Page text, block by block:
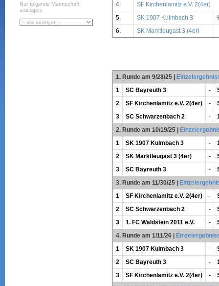
Nur folgende Mannschaft
anzeigen:
4.
SF Kirchenlamitz e.V. 2(4er)
5.
SK 1907 Kulmbach 3
6.
SK Marktleugast 3 (4er)
1. Runde am 9/28/25|
1
SC Bayreuth 3 -
2
SF Kirchenlamitz e.V. 2(4er) -
3
SC Schwarzenbach 2 -
2. Runde am 10/19/25|
1
SK 1907 Kulmbach 3 -
2
SK Marktleugast 3 (4er) -
3
SC Bayreuth 3 -
3. Runde am 11/30/25|
1
SF Kirchenlamitz e.V. 2(4er) -
2
SC Schwarzenbach 2 -
3
1. FC Waldstein 2011 e.V. -
4. Runde am 1/11/26|
1
SK 1907 Kulmbach 3 -
2
SC Bayreuth 3 -
3
SF Kirchenlamitz e.V. 2(4er) -